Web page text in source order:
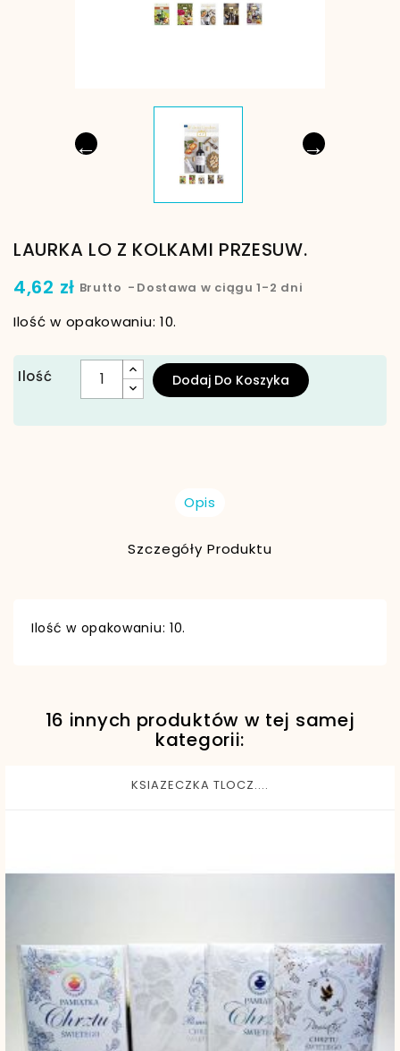
← →
LAURKA LO Z KOLKAMI PRZESUW.
4,62 zł Brutto Dostawa w ciągu 1-2 dni
Ilość w opakowaniu: 10.
Ilość Dodaj Do Koszyka
Opis
Szczegóły Produktu
Ilość w opakowaniu: 10.
EAN13 5901720700186
16 innych produktów w tej samej
kategorii:
KSIAZECZKA TLOCZ....